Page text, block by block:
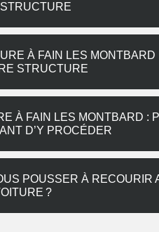
À FAIN LES
STRUCTURE
À FAIN LES MONTBARD :
D’Y PROCÉDER
POUSSER À
?